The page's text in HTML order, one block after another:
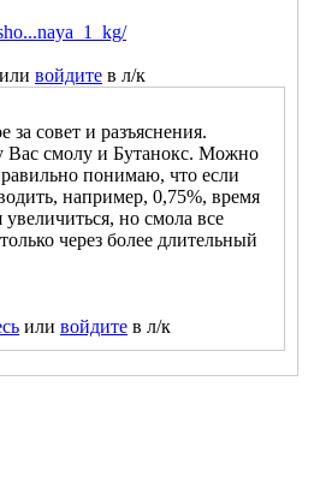
или войдите в л/к
за совет и разъяснения.
Вас смолу и Бутанокс. Можно
понимаю, что если
например, 0,75%, время
увеличиться, но смола все
через более длительный
или войдите в л/к